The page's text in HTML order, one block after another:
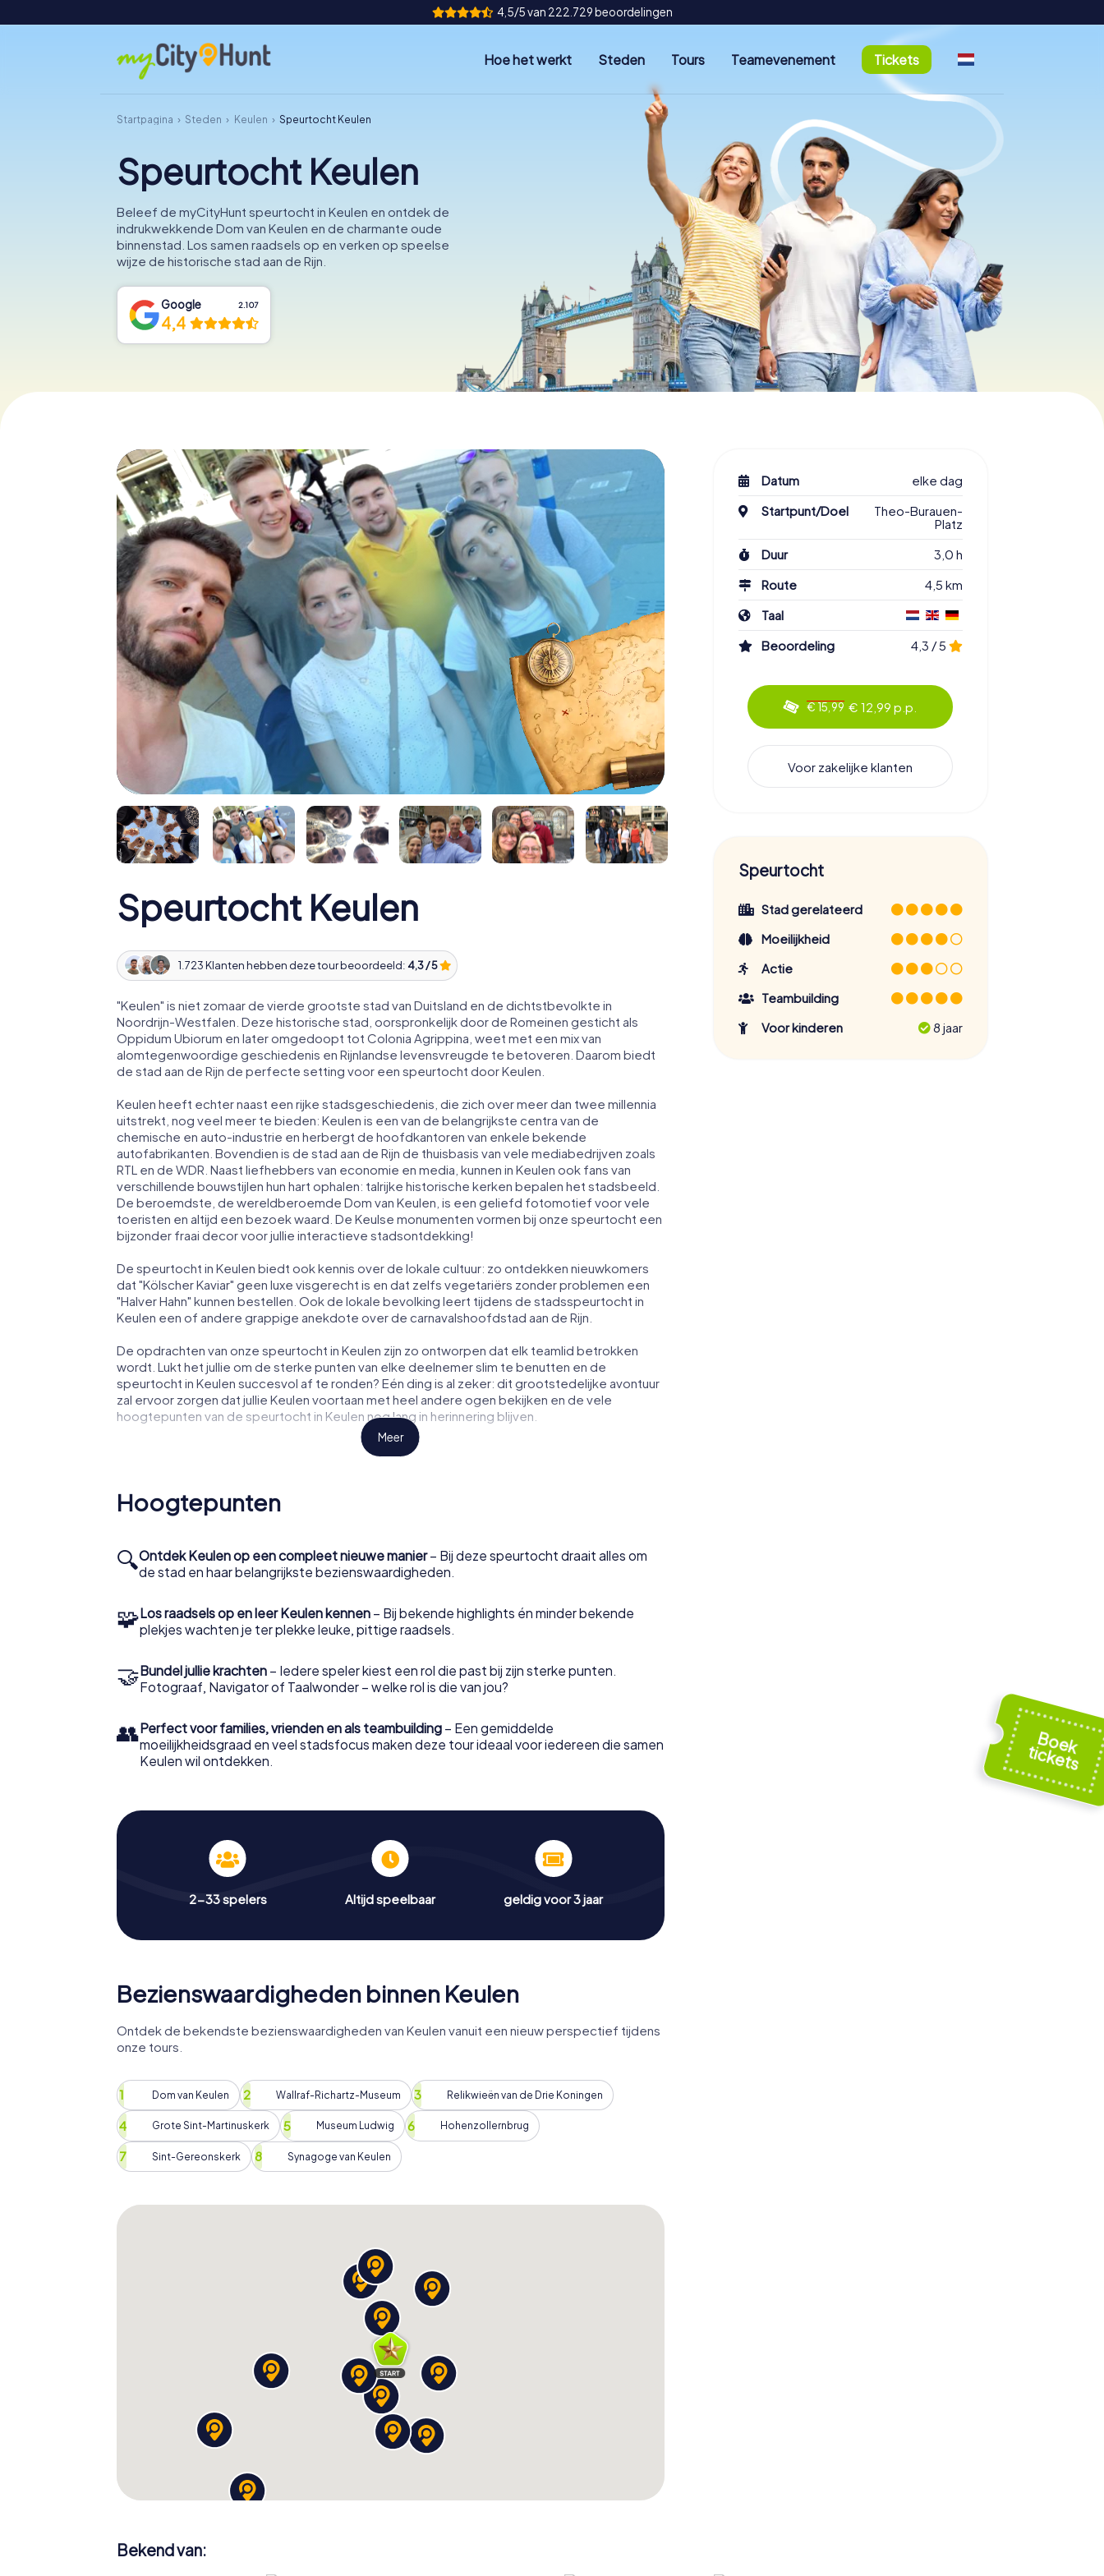
4,5/5 van 222.729 beoordelingen
Hoe het werkt Steden Tours Teamevenement Tickets
Startpagina Steden Keulen Speurtocht Keulen
Speurtocht Keulen
Beleef de myCityHunt speurtocht in Keulen en ontdek de
indrukwekkende Dom van Keulen en de charmante oude
binnenstad. Los samen raadsels op en verken op speelse
wijze de historische stad aan de Rijn.
Google 2.107
4,4
Speurtocht Keulen
1.723 Klanten hebben deze tour beoordeeld: 4,3 / 5
"Keulen" is niet zomaar de vierde grootste stad van Duitsland en de dichtstbevolkte in
Noordrijn-Westfalen. Deze historische stad, oorspronkelijk door de Romeinen gesticht als
Oppidum Ubiorum en later omgedoopt tot Colonia Agrippina, weet met een mix van
alomtegenwoordige geschiedenis en Rijnlandse levensvreugde te betoveren. Daarom biedt
de stad aan de Rijn de perfecte setting voor een speurtocht door Keulen.
Keulen heeft echter naast een rijke stadsgeschiedenis, die zich over meer dan twee millennia
uitstrekt, nog veel meer te bieden: Keulen is een van de belangrijkste centra van de
chemische en auto-industrie en herbergt de hoofdkantoren van enkele bekende
autofabrikanten. Bovendien is de stad aan de Rijn de thuisbasis van vele mediabedrijven zoals
RTL en de WDR. Naast liefhebbers van economie en media, kunnen in Keulen ook fans van
verschillende bouwstijlen hun hart ophalen: talrijke historische kerken bepalen het stadsbeeld.
De beroemdste, de wereldberoemde Dom van Keulen, is een geliefd fotomotief voor vele
toeristen en altijd een bezoek waard. De Keulse monumenten vormen bij onze speurtocht een
bijzonder fraai decor voor jullie interactieve stadsontdekking!
De speurtocht in Keulen biedt ook kennis over de lokale cultuur: zo ontdekken nieuwkomers
dat "Kölscher Kaviar" geen luxe visgerecht is en dat zelfs vegetariërs zonder problemen een
"Halver Hahn" kunnen bestellen. Ook de lokale bevolking leert tijdens de stadsspeurtocht in
Keulen een of andere grappige anekdote over de carnavalshoofdstad aan de Rijn.
De opdrachten van onze speurtocht in Keulen zijn zo ontworpen dat elk teamlid betrokken
wordt. Lukt het jullie om de sterke punten van elke deelnemer slim te benutten en de
speurtocht in Keulen succesvol af te ronden? Eén ding is al zeker: dit grootstedelijke avontuur
zal ervoor zorgen dat jullie Keulen voortaan met heel andere ogen bekijken en de vele
hoogtepunten van de speurtocht in Keulen nog lang in herinnering blijven.
Meer
Hoogtepunten
🔍Ontdek Keulen op een compleet nieuwe manier– Bij deze speurtocht draait alles om
de stad en haar belangrijkste bezienswaardigheden.
🧩Los raadsels op en leer Keulen kennen – Bij bekende highlights én minder bekende
plekjes wachten je ter plekke leuke, pittige raadsels.
🤝Bundel jullie krachten – Iedere speler kiest een rol die past bij zijn sterke punten.
Fotograaf, Navigator of Taalwonder – welke rol is die van jou?
👥Perfect voor families, vrienden en als teambuilding – Een gemiddelde
moeilijkheidsgraad en veel stadsfocus maken deze tour ideaal voor iedereen die samen
Keulen wil ontdekken.
2-33 spelers Altijd speelbaar geldig voor 3 jaar
Bezienswaardigheden binnen Keulen
Ontdek de bekendste bezienswaardigheden van Keulen vanuit een nieuw perspectief tijdens
onze tours.
Dom van Keulen Wallraf-Richartz-Museum Relikwieën van de Drie Koningen
Grote Sint-Martinuskerk Museum Ludwig Hohenzollernbrug
Sint-Gereonskerk Synagoge van Keulen
Datum
elke dag
Startpunt/Doel
Theo-Burauen-
Platz
Duur
3,0 h
Route
4,5 km
Taal
Beoordeling
4,3 / 5
€ 15,99 € 12,99 p.p.
Voor zakelijke klanten
Speurtocht
Stad gerelateerd
Moeilijkheid
Actie
Teambuilding
Voor kinderen
8 jaar
Bekend van: